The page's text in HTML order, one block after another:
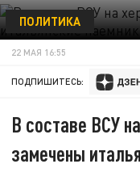
ПОЛИТИКА
22 МАЯ 16:55
ПОДПИШИТЕСЬ:
В составе ВСУ
замечены